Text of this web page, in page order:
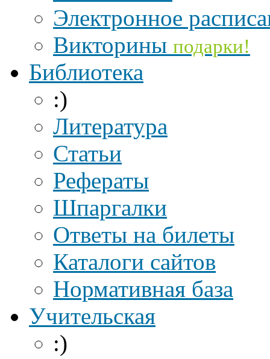
Электронное
Викторины подарки!
Библиотека
:)
Литература
Статьи
Рефераты
Шпаргалки
Ответы на билеты
Каталоги сайтов
Нормативная база
Учительская
:)